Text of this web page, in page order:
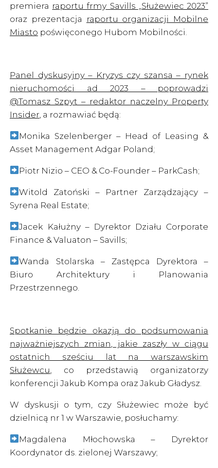
premiera raportu frmy Savills „Służewiec 2023”
oraz prezentacja
raportu organizacji Mobilne
Miasto poświęconego Hubom Mobilności.
Panel dyskusyjny – Kryzys czy szansa – rynek
nieruchomości ad 2023 – poprowadzi
@Tomasz Szpyt – redaktor naczelny Property
Insider , a rozmawiać będą:
Monika Szelenberger – Head of Leasing &
Asset Management Adgar Poland;
Piotr Nizio – CEO & Co-Founder – ParkCash;
Witold Zatoński – Partner Zarządzający –
Syrena Real Estate;
Jacek Kałużny – Dyrektor Działu Corporate
Finance & Valuaton – Savills;
Wanda Stolarska – Zastępca Dyrektora –
Biuro Architektury i Planowania
Przestrzennego.
Spotkanie będzie okazją do podsumowania
najważniejszych zmian, jakie zaszły w ciągu
ostatnich sześciu lat na warszawskim
Służewcu , co przedstawią organizatorzy
konferencji Jakub Kompa oraz Jakub Gładysz.
W dyskusji o tym, czy Służewiec może być
dzielnicą nr 1 w Warszawie, posłuchamy:
Magdalena Młochowska – Dyrektor
Koordynator ds. zielonej Warszawy;